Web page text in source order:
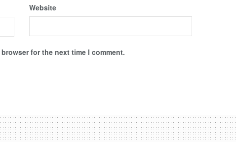
Website
for the next time I comment.